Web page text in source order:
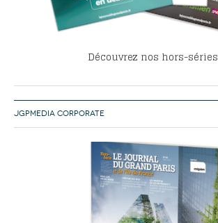
Découvrez nos hors-
JGPMEDIA CORPORATE